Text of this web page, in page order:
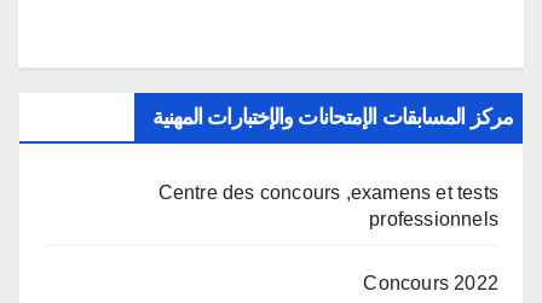
مركز المسابقات الإمتحانات والإختبارات المهنية
Centre des concours ,examens et tests
professionnels
Concours 2022